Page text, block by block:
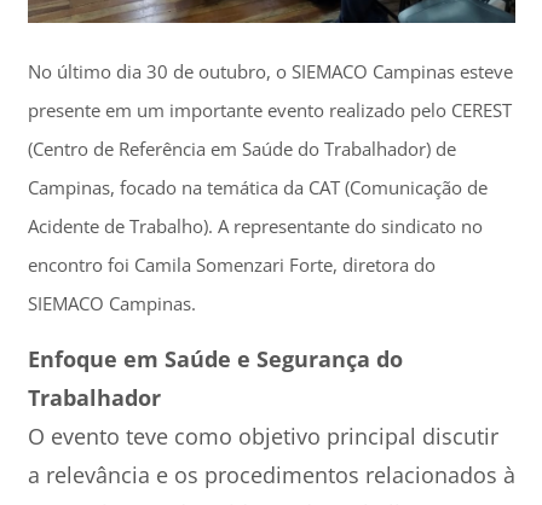
No último dia 30 de outubro, o SIEMACO Campinas esteve
presente em um importante evento realizado pelo CEREST
(Centro de Referência em Saúde do Trabalhador) de
Campinas, focado na temática da CAT (Comunicação de
Acidente de Trabalho). A representante do sindicato no
encontro foi Camila Somenzari Forte, diretora do
SIEMACO Campinas.
Enfoque em Saúde e Segurança do
Trabalhador
O evento teve como objetivo principal discutir
a relevância e os procedimentos relacionados à